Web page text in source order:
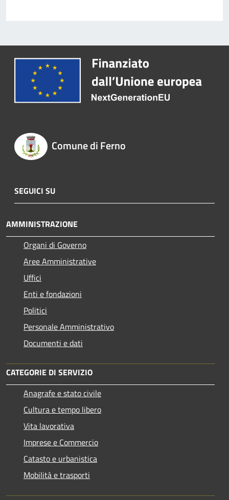
Comune di Ferno
SEGUICI SU
AMMINISTRAZIONE
Organi di Governo
Aree Amministrative
Uffici
Enti e fondazioni
Politici
Personale Amministrativo
Documenti e dati
CATEGORIE DI SERVIZIO
Anagrafe e stato civile
Cultura e tempo libero
Vita lavorativa
Imprese e Commercio
Catasto e urbanistica
Mobilità e trasporti